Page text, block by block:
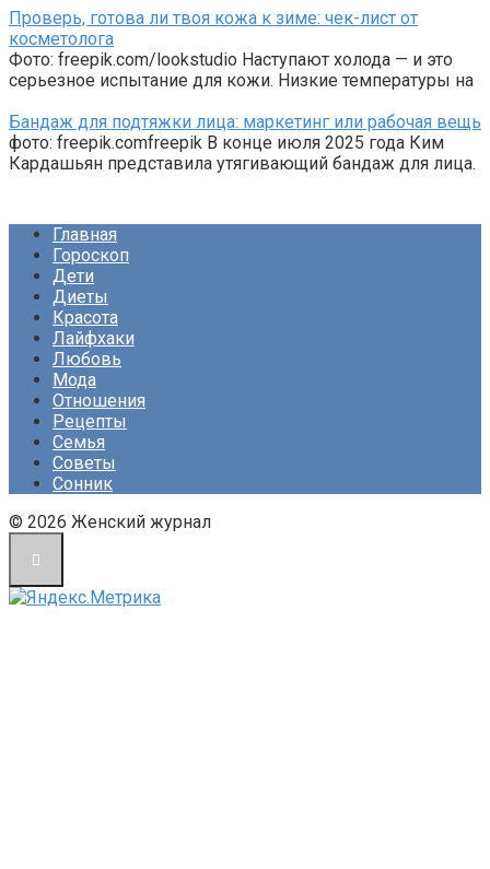
Проверь, готова ли твоя кожа к зиме: чек-лист от
косметолога
Фото: freepik.com/lookstudio Наступают холода — и это
серьезное испытание для кожи. Низкие температуры на
Бандаж для подтяжки лица: маркетинг или рабочая вещь
фото: freepik.comfreepik В конце июля 2025 года Ким
Кардашьян представила утягивающий бандаж для лица.
Главная
Гороскоп
Дети
Диеты
Красота
Лайфхаки
Любовь
Мода
Отношения
Рецепты
Семья
Советы
Сонник
© 2026 Женский журнал